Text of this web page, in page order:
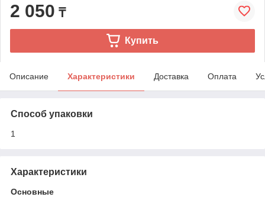
2 050 ₸
Купить
Описание Характеристики Доставка Оплата
Способ упаковки
1
Характеристики
Основные